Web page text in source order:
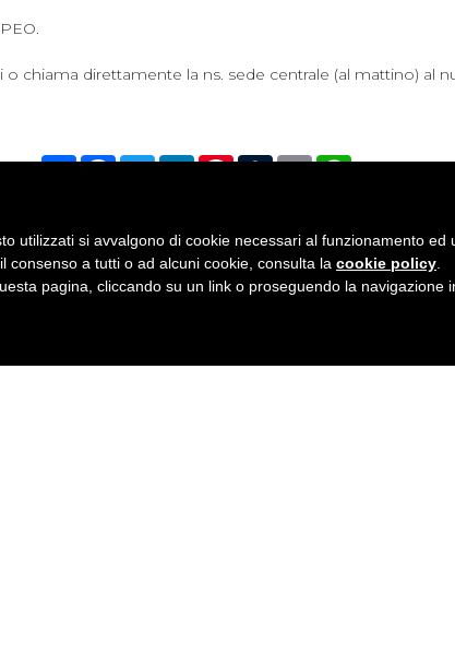
o chiama direttamente la ns. sede centrale (al mattino) al
CondividiFacebook
TwitterLinkedInPinterest
TumblrEmailWhatsApp
utilizzati si avvalgono di cookie necessari al funzionamento ed
consenso a tutti o ad alcuni cookie, consulta la cookie policy
pagina, cliccando su un link o proseguendo la navigazione